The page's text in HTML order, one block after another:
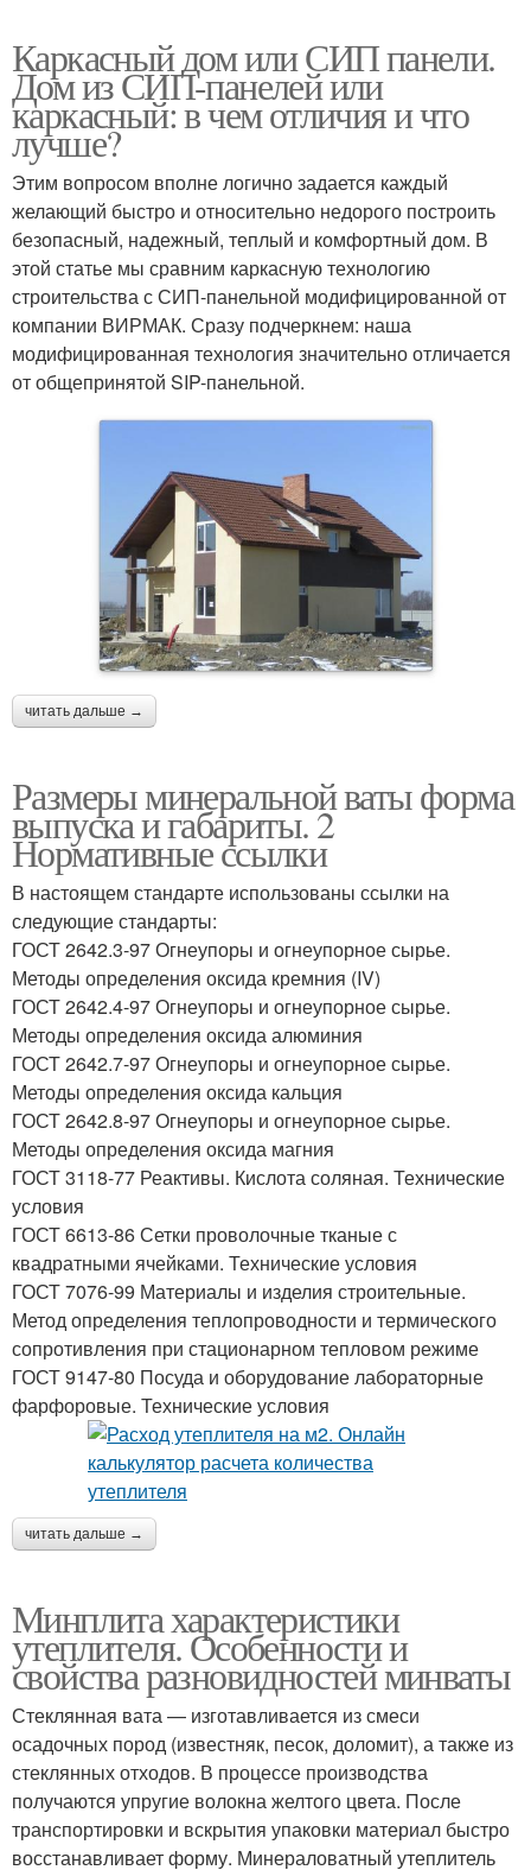
Каркасный дом или СИП панели.
Дом из СИП-панелей или
каркасный: в чем отличия и что
лучше?
Этим вопросом вполне логично задается каждый
желающий быстро и относительно недорого построить
безопасный, надежный, теплый и комфортный дом. В
этой статье мы сравним каркасную технологию
строительства с СИП-панельной модифицированной от
компании ВИРМАК. Сразу подчеркнем: наша
модифицированная технология значительно отличается
от общепринятой SIP-панельной.
читать дальше →
Размеры минеральной ваты форма
выпуска и габариты. 2
Нормативные ссылки
В настоящем стандарте использованы ссылки на
следующие стандарты:
ГОСТ 2642.3-97 Огнеупоры и огнеупорное сырье.
Методы определения оксида кремния (IV)
ГОСТ 2642.4-97 Огнеупоры и огнеупорное сырье.
Методы определения оксида алюминия
ГОСТ 2642.7-97 Огнеупоры и огнеупорное сырье.
Методы определения оксида кальция
ГОСТ 2642.8-97 Огнеупоры и огнеупорное сырье.
Методы определения оксида магния
ГОСТ 3118-77 Реактивы. Кислота соляная. Технические
условия
ГОСТ 6613-86 Сетки проволочные тканые с
квадратными ячейками. Технические условия
ГОСТ 7076-99 Материалы и изделия строительные.
Метод определения теплопроводности и термического
сопротивления при стационарном тепловом режиме
ГОСТ 9147-80 Посуда и оборудование лабораторные
фарфоровые. Технические условия
читать дальше →
Минплита характеристики
утеплителя. Особенности и
свойства разновидностей минваты
Стеклянная вата — изготавливается из смеси
осадочных пород (известняк, песок, доломит), а также из
стеклянных отходов. В процессе производства
получаются упругие волокна желтого цвета. После
транспортировки и вскрытия упаковки материал быстро
восстанавливает форму. Минераловатный утеплитель